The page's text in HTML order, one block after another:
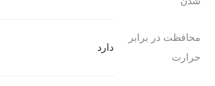
محافظت در برابر
حرارت
دارد